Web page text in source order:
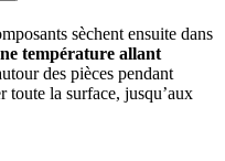
sèchent ensuite dans
température allant
des pièces pendant
toute la surface, jusqu’aux